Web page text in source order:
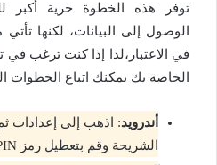
توفر هذه الخطوة حرية أكبر
الوصول إلى البيانات، لكنها
الخاصة بك يمكنك اتباع الخطوات
أندرويد: اذهب إلى إعدادات
الشريحة وقم بتعطيل رمز PIN.